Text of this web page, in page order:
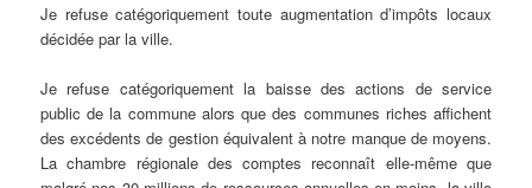
Je refuse catégoriquement toute augmentation d’impôts locaux
décidée par la ville.
Je refuse catégoriquement la baisse des actions de service
public de la commune alors que des communes riches affichent
des excédents de gestion équivalent à notre manque de moyens.
La chambre régionale des comptes reconnaît elle-même que